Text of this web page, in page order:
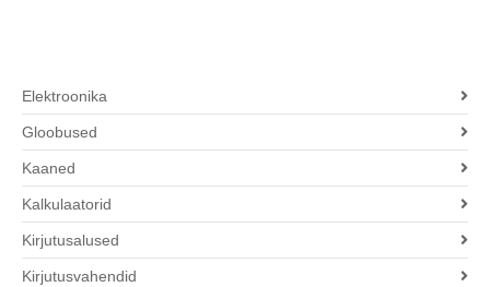
Elektroonika
Gloobused
Kaaned
Kalkulaatorid
Kirjutusalused
Kirjutusvahendid